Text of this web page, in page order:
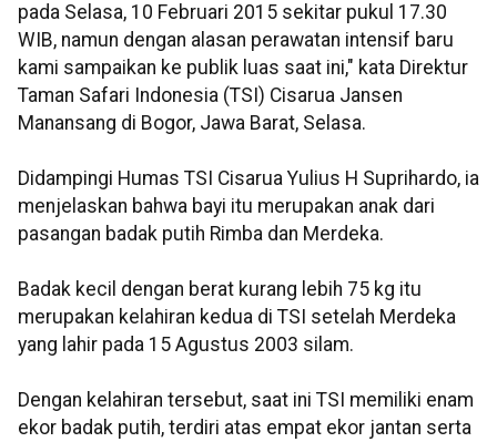
pada Selasa, 10 Februari 2015 sekitar pukul 17.30
WIB, namun dengan alasan perawatan intensif baru
kami sampaikan ke publik luas saat ini," kata Direktur
Taman Safari Indonesia (TSI) Cisarua Jansen
Manansang di Bogor, Jawa Barat, Selasa.
Didampingi Humas TSI Cisarua Yulius H Suprihardo, ia
menjelaskan bahwa bayi itu merupakan anak dari
pasangan badak putih Rimba dan Merdeka.
Badak kecil dengan berat kurang lebih 75 kg itu
merupakan kelahiran kedua di TSI setelah Merdeka
yang lahir pada 15 Agustus 2003 silam.
Dengan kelahiran tersebut, saat ini TSI memiliki enam
ekor badak putih, terdiri atas empat ekor jantan serta